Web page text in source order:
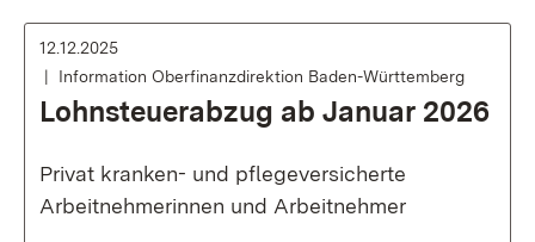
12.12.2025
Information Oberfinanzdirektion Baden-Württemberg
Lohnsteuerabzug ab Januar 2026
Privat kranken- und pflegeversicherte
Arbeitnehmerinnen und Arbeitnehmer